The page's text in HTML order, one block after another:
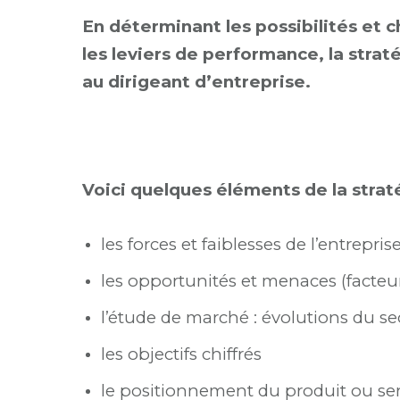
En déterminant les possibilités et
les leviers de performance, la
au dirigeant d’entreprise.
Voici quelques éléments de la
les forces et faiblesses de
les opportunités et menaces
l’étude de marché : évolutions du
les objectifs chiffrés
le positionnement du produit ou